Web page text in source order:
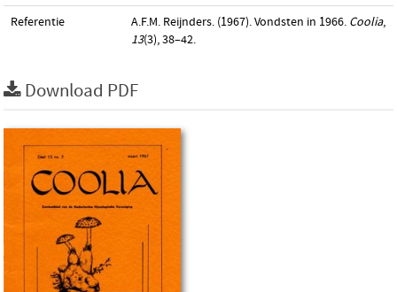
Referentie A.F.M. Reijnders. (1967). Vondsten in 1966. Coolia,
13(3), 38–42.
Download PDF